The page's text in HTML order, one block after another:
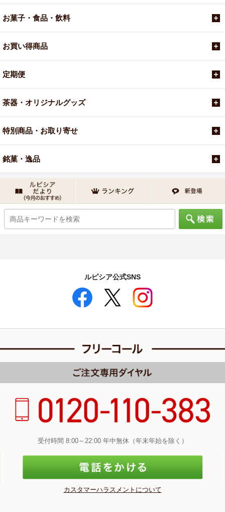
お菓子・食品・飲料
お買い得商品
定期便
茶器・オリジナルグッズ
特別商品・お取り寄せ
銘菓・逸品
ルピシア公式SNS
受付時間 8:00～22:00 年中無休（年末年始を除く）
カスタマーハラスメントについて